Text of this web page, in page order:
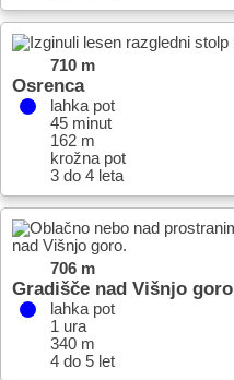
710 m
Osrenca
lahka pot
45 minut
162 m
krožna pot
3 do 4 leta
706 m
Gradišče nad Višnjo goro
lahka pot
1 ura
340 m
4 do 5 let